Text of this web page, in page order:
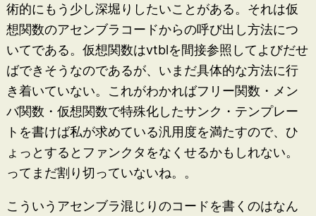
術的にもう少し深堀りしたいことがある。それは仮
想関数のアセンブラコードからの呼び出し方法につ
いてである。仮想関数はvtblを間接参照してよびだせ
ばできそうなのであるが、いまだ具体的な方法に行
き着いていない。これがわかればフリー関数・メン
バ関数・仮想関数で特殊化したサンク・テンプレー
トを書けば私が求めている汎用度を満たすので、ひ
ょっとするとファンクタをなくせるかもしれない。
ってまだ割り切っていないね。。
こういうアセンブラ混じりのコードを書くのはなん